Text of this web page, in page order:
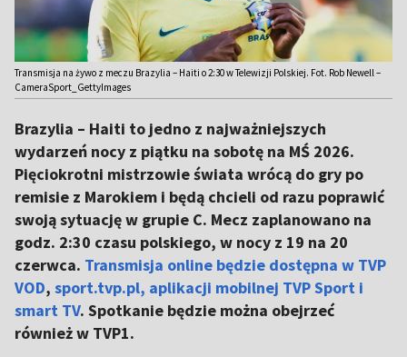
Transmisja na żywo z meczu Brazylia – Haiti o 2:30 w Telewizji Polskiej. Fot. Rob Newell –
CameraSport_GettyImages
Brazylia – Haiti to jedno z najważniejszych
wydarzeń nocy z piątku na sobotę na MŚ 2026.
Pięciokrotni mistrzowie świata wrócą do gry po
remisie z Marokiem i będą chcieli od razu poprawić
swoją sytuację w grupie C. Mecz zaplanowano na
godz. 2:30 czasu polskiego, w nocy z 19 na 20
czerwca. Transmisja online będzie dostępna w TVP
VOD, sport.tvp.pl, aplikacji mobilnej TVP Sport i
smart TV. Spotkanie będzie można obejrzeć
również w TVP1.